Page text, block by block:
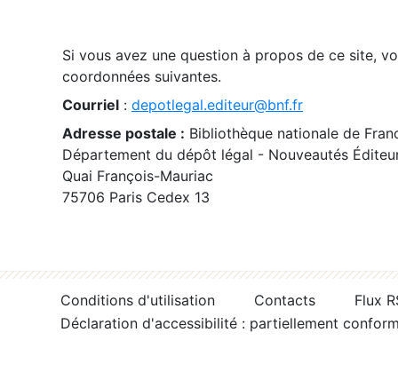
Si vous avez une question à propos de ce site,
coordonnées suivantes.
Courriel : depotlegal.editeur@bnf.fr
Adresse postale : Bibliothèque nationale de
Département du dépôt légal - Nouveautés
Quai François-Mauriac
75706 Paris Cedex 13
Conditions d'utilisation Contacts
Flux
Déclaration d'accessibilité : partiellement